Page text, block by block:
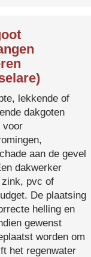
lekkende of
dakgoten
voor
aan de gevel
dakwerker
pvc of
De plaatsing
helling en
gewenst
worden om
het regenwater